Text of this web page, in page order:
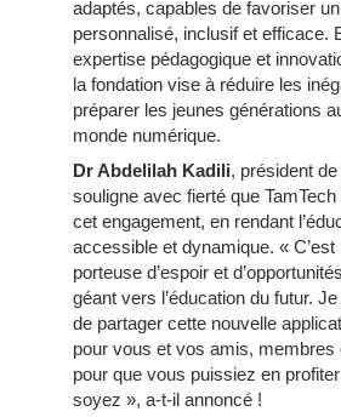
adaptés, capables de favoriser
personnalisé, inclusif et efficace.
expertise pédagogique et
la fondation vise à réduire les
préparer les jeunes générations
monde numérique.
Dr Abdelilah Kadili, président
souligne avec fierté que
cet engagement, en rendant
accessible et dynamique. « C’est
porteuse d’espoir et
géant vers l’éducation du futur. Je
de partager cette nouvelle
pour vous et vos amis, membres
pour que vous puissiez en
soyez », a-t-il annoncé !